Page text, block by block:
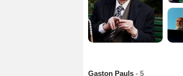
Gaston Pauls - 5